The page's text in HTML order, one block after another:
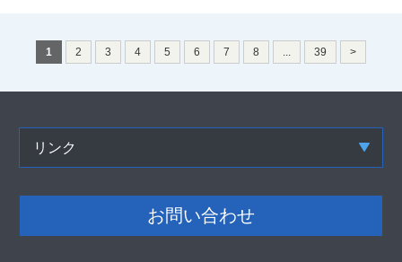
1 2 3 4 5 6 7 8 39 >
リンク
お問い合わせ